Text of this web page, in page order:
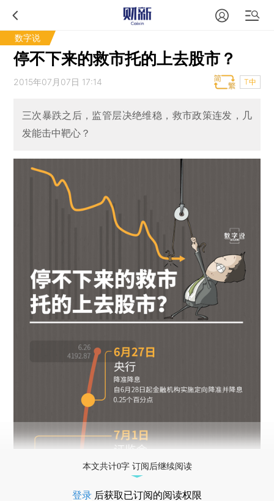
数字说
停不下来的救市托的上去股市？
2015年07月07日 17:14 T中
三次暴跌之后，监管层决绝维稳，救市政策连发，几
发能击中靶心？
本文共计0字 订阅后继续阅读
登录 后获取已订阅的阅读权限